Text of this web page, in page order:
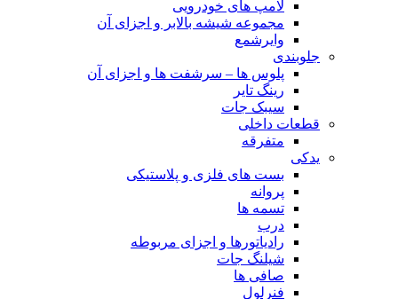
لامپ های خودرویی
مجموعه شیشه بالابر و اجزای آن
وایرشمع
جلوبندی
پلوس ها – سرشفت ها و اجزای آن
رینگ تایر
سیبک جات
قطعات داخلی
متفرقه
یدکی
بست های فلزی و پلاستیکی
پروانه
تسمه ها
درب
رادیاتورها و اجزای مربوطه
شیلنگ جات
صافی ها
فنرلول